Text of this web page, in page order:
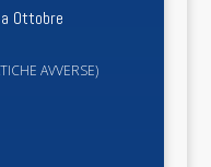
Ottobre
AVVERSE)